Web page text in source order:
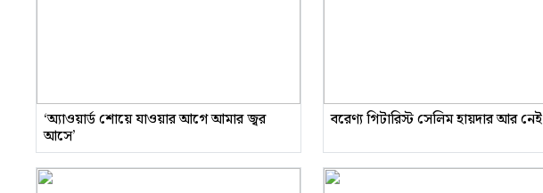
‘অ্যাওয়ার্ড শোয়ে যাওয়ার আগে আমার জ্বর
আসে’
বরেণ্য গিটারিস্ট সেলিম হায়দার আর নেই